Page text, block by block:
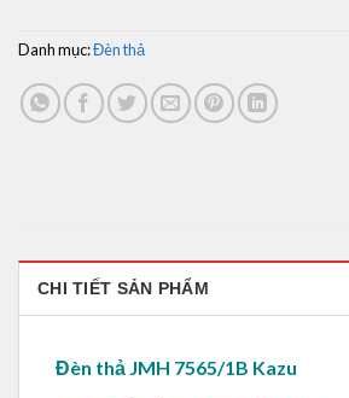
Danh mục:Đèn thả
CHI TIẾT SẢN PHẨM
Đèn thả JMH 7565/1B Kazu